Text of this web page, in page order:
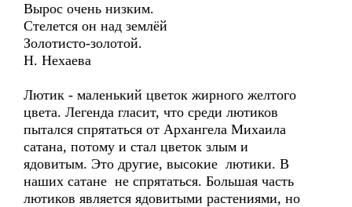
Вырос очень низким.
Стелется он над землёй
Золотисто-золотой.
Н. Нехаева
Лютик - маленький цветок жирного желтого
цвета. Легенда гласит, что среди лютиков
пытался спрятаться от Архангела Михаила
сатана, потому и стал цветок злым и
ядовитым. Это другие, высокие лютики. В
наших сатане не спрятаться. Большая часть
лютиков является ядовитыми растениями, но